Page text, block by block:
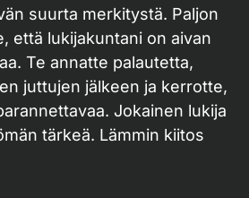
suurta merkitystä. Paljon
että lukijakuntani on aivan
Te annatte palautetta,
juttujen jälkeen ja kerrotte,
Jokainen lukija
tärkeä. Lämmin kiitos